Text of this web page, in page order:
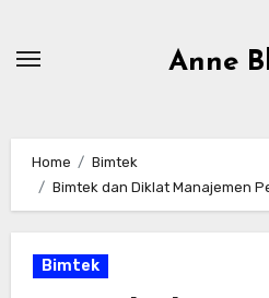
Anne
Home
Bimtek
Bimtek dan Diklat Manajemen
Bimtek